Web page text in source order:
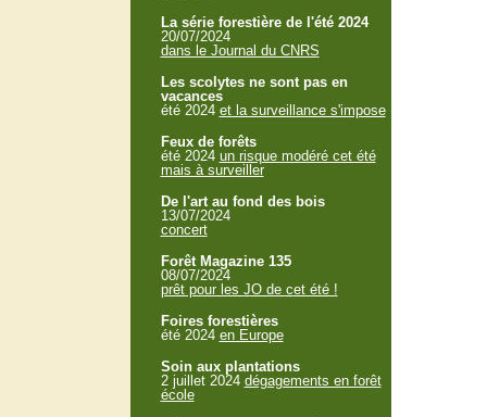
La série forestière de l'été 2024
20/07/2024
dans le Journal du CNRS
Les scolytes ne sont pas en
vacances
été 2024 et la surveillance s'impose
Feux de forêts
été 2024 un risque modéré cet été
mais à surveiller
De l'art au fond des bois
13/07/2024
concert
Forêt Magazine 135
08/07/2024
prêt pour les JO de cet été !
Foires forestières
été 2024 en Europe
Soin aux plantations
2 juillet 2024 dégagements en forêt
école